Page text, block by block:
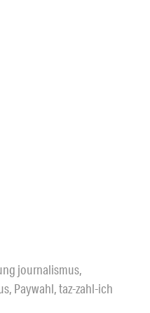
journalismus,
, Paywahl,taz-zahl-ich